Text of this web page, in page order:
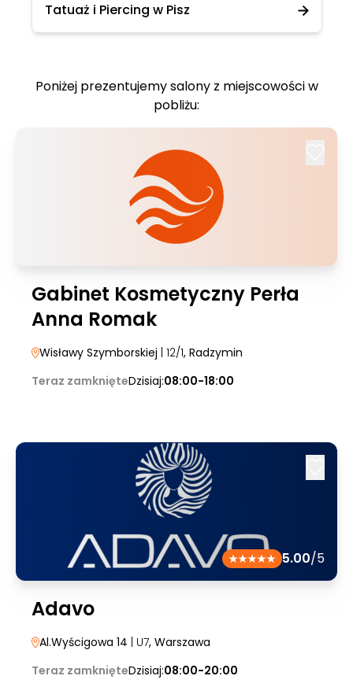
Tatuaż i Piercing w Pisz
Poniżej prezentujemy salony z miejscowości w
pobliżu:
Gabinet Kosmetyczny Perła
Anna Romak
Wisławy Szymborskiej | 12/1, Radzymin
Teraz zamknięteDzisiaj:08:00-18:00
5.00/5
Adavo
Al.Wyścigowa 14 | U7, Warszawa
Teraz zamknięteDzisiaj:08:00-20:00